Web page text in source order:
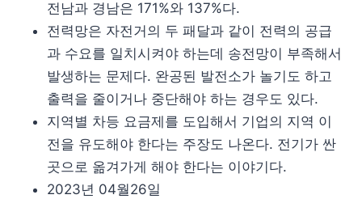
전남과 경남은 171%와 137%다.
전력망은 자전거의 두 패달과 같이 전력의 공급
과 수요를 일치시켜야 하는데 송전망이 부족해서
발생하는 문제다. 완공된 발전소가 놀기도 하고
출력을 줄이거나 중단해야 하는 경우도 있다.
지역별 차등 요금제를 도입해서 기업의 지역 이
전을 유도해야 한다는 주장도 나온다. 전기가 싼
곳으로 옮겨가게 해야 한다는 이야기다.
2023년 04월26일